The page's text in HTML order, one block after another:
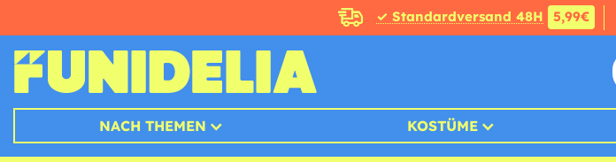
✓ Standardversand 48H 5,99€
NACH THEMEN KOSTÜME